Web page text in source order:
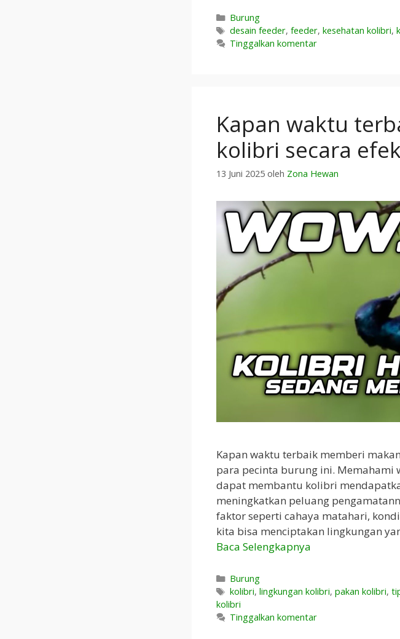
Kategori
Burung
Tag
desain feeder, feeder, kesehatan kolibri,
Tinggalkan komentar
Kapan waktu
kolibri secara
13 Juni 2025 oleh Zona Hewan
Kapan waktu terbaik memberi
para pecinta burung ini. Memahami
dapat membantu kolibri
meningkatkan peluang
faktor seperti cahaya matahari,
kita bisa menciptakan lingkungan
Baca Selengkapnya
Kategori
Burung
Tag
kolibri, lingkungan kolibri, pakan kolibri,
kolibri
Tinggalkan komentar